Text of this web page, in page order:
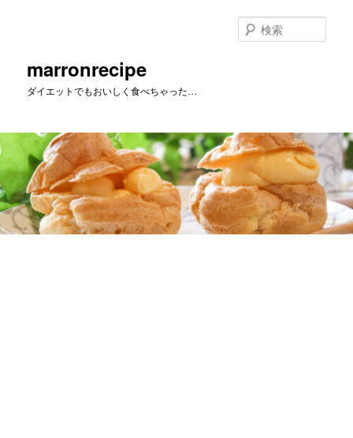
へ
移
動
marronrecipe
ダイエットでもおいしく食べちゃった…
索